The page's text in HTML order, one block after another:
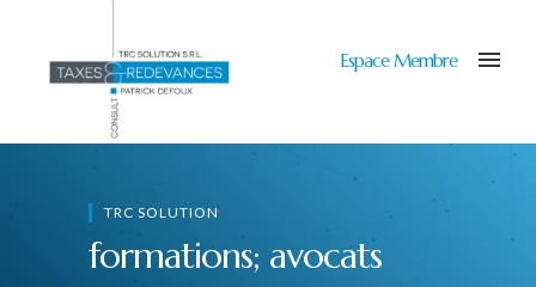
Espace Membre
TRC SOLUTION
formations; avocats